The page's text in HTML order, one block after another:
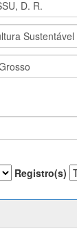
Registro(s)